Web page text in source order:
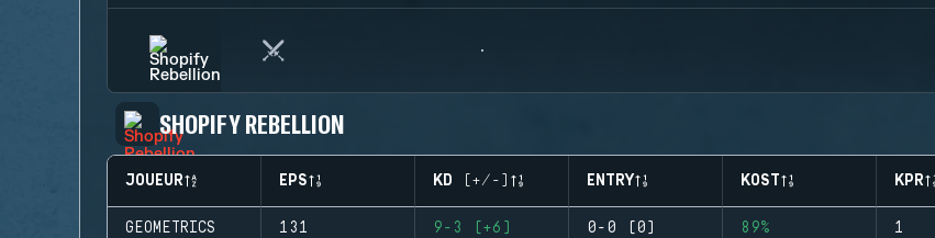
SHOPIFY REBELLION
JOUEUR EPS KD (+/-) ENTRY KOST KPR
GEOMETRICS 131 9-3 (+6) 0-0 (0) 89% 1